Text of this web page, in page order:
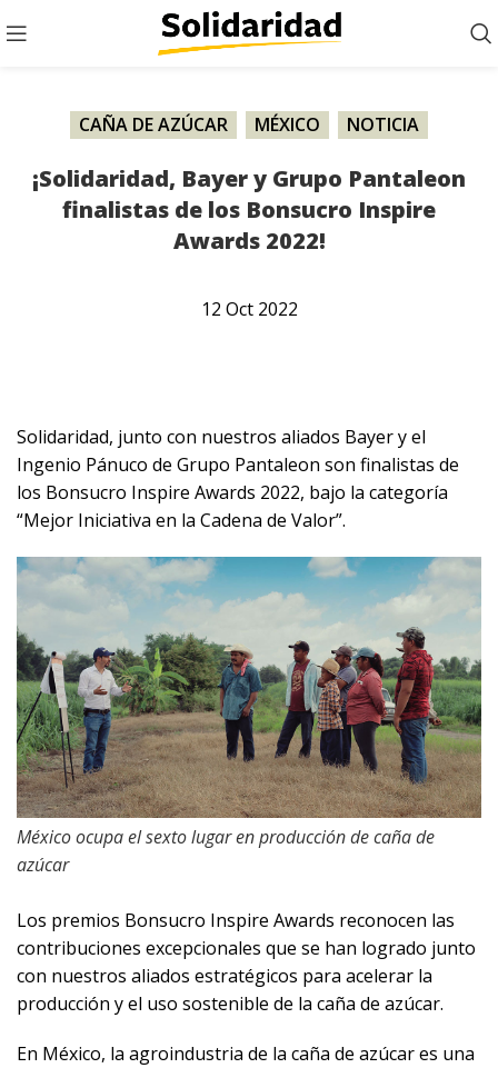
CAÑA DE AZÚCAR MÉXICO NOTICIA
¡Solidaridad, Bayer y Grupo Pantaleon
finalistas de los Bonsucro Inspire
Awards 2022!
12 Oct 2022
Solidaridad, junto con nuestros aliados Bayer y el
Ingenio Pánuco de Grupo Pantaleon son finalistas de
los Bonsucro Inspire Awards 2022, bajo la categoría
“Mejor Iniciativa en la Cadena de Valor”.
México ocupa el sexto lugar en producción de caña de
azúcar
Los premios Bonsucro Inspire Awards reconocen las
contribuciones excepcionales que se han logrado junto
con nuestros aliados estratégicos para acelerar la
producción y el uso sostenible de la caña de azúcar.
En México, la agroindustria de la caña de azúcar es una